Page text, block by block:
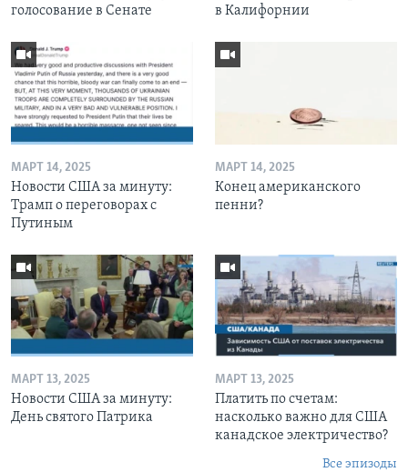
голосование в Сенате
в Калифорнии
МАРТ 14, 2025
Новости США за минуту:
Трамп о переговорах с
Путиным
МАРТ 14, 2025
Конец американского
пенни?
МАРТ 13, 2025
Новости США за минуту:
День святого Патрика
МАРТ 13, 2025
Платить по счетам:
насколько важно для США
канадское электричество?
Все эпизоды